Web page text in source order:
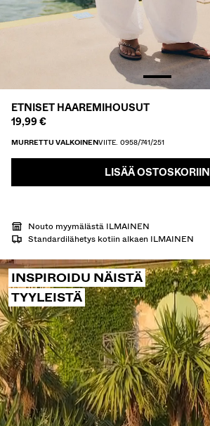
ETNISET HAAREMIHOUSUT
19,99 €
MURRETTU VALKOINENVIITE. 0958/741/251
LISÄÄ OSTOSKORIIN
Nouto myymälästä ILMAINEN
Standardilähetys kotiin alkaen ILMAINEN
INSPIROIDU NÄISTÄ
TYYLEISTÄ
JA VILLATAKIT
VIIMEISET PÄIVÄT
SELLERS
YOUR FAN ERA